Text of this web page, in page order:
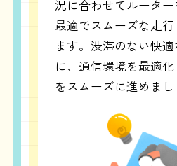
況に合わせてルーター
最適でスムーズな走
ます。渋滞のない快
に、通信環境を最適
をスムーズに進めまし